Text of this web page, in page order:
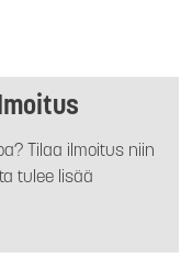
Tilaa ilmoitus niin
tulee lisää